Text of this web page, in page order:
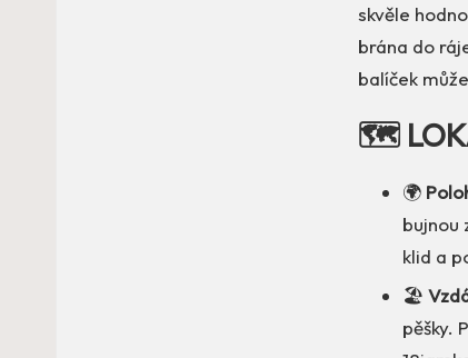
skvěle
brána do
balíček
🗺️
🌍
bujnou
klid a
🏖️
pěšky.